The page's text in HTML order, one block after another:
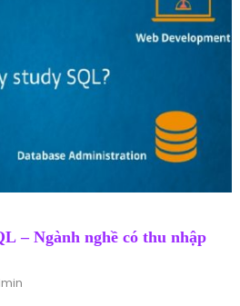
– Ngành nghề có thu nhập